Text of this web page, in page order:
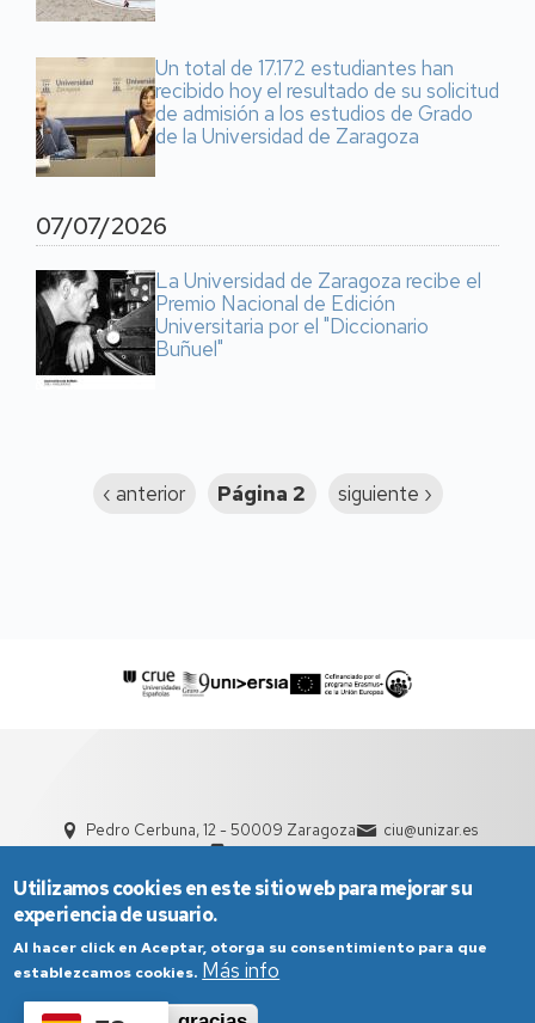
Un total de 17.172 estudiantes han
recibido hoy el resultado de su solicitud
de admisión a los estudios de Grado
de la Universidad de Zaragoza
07/07/2026
La Universidad de Zaragoza recibe el
Premio Nacional de Edición
Universitaria por el "Diccionario
Buñuel"
Página
‹ anterior Página 2
Siguiente
siguiente ›
Pedro Cerbuna, 12 - 50009 Zaragoza
ciu@unizar.es
Utilizamos cookies en este sitio web para mejorar su
experiencia de usuario.
Al hacer click en Aceptar, otorga su consentimiento para que
establezcamos cookies. Más info